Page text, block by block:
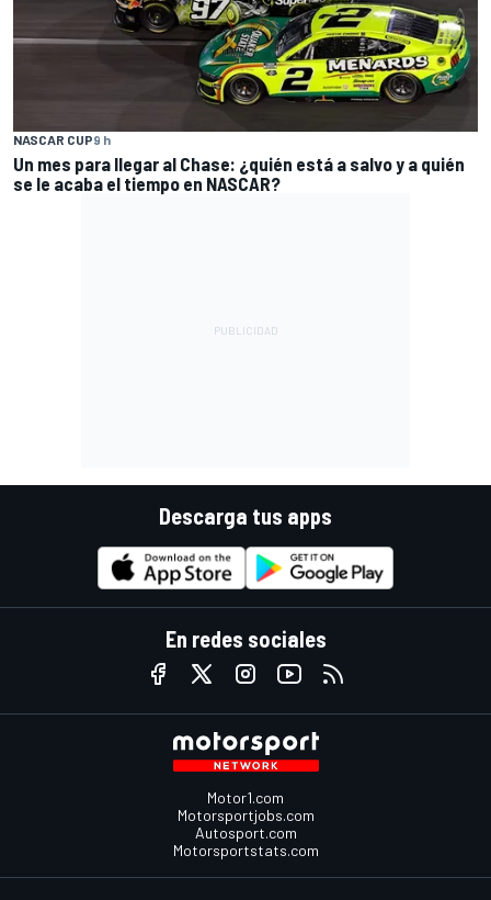
NASCAR CUP9 h
Un mes para llegar al Chase: ¿quién está a salvo y a quién
se le acaba el tiempo en NASCAR?
Descarga tus apps
En redes sociales
Motor1.com
Motorsportjobs.com
Autosport.com
Motorsportstats.com